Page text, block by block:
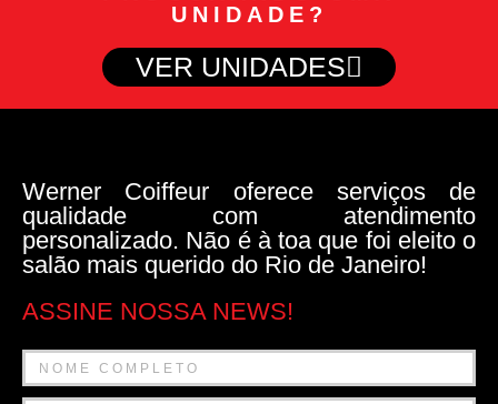
UNIDADE?
VER UNIDADES
Werner Coiffeur oferece serviços de
qualidade com atendimento
personalizado. Não é à toa que foi eleito o
salão mais querido do Rio de Janeiro!
ASSINE NOSSA NEWS!